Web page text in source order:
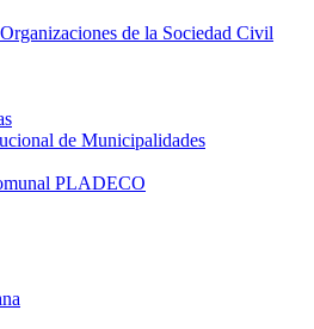
de la Sociedad Civil
de Municipalidades
PLADECO